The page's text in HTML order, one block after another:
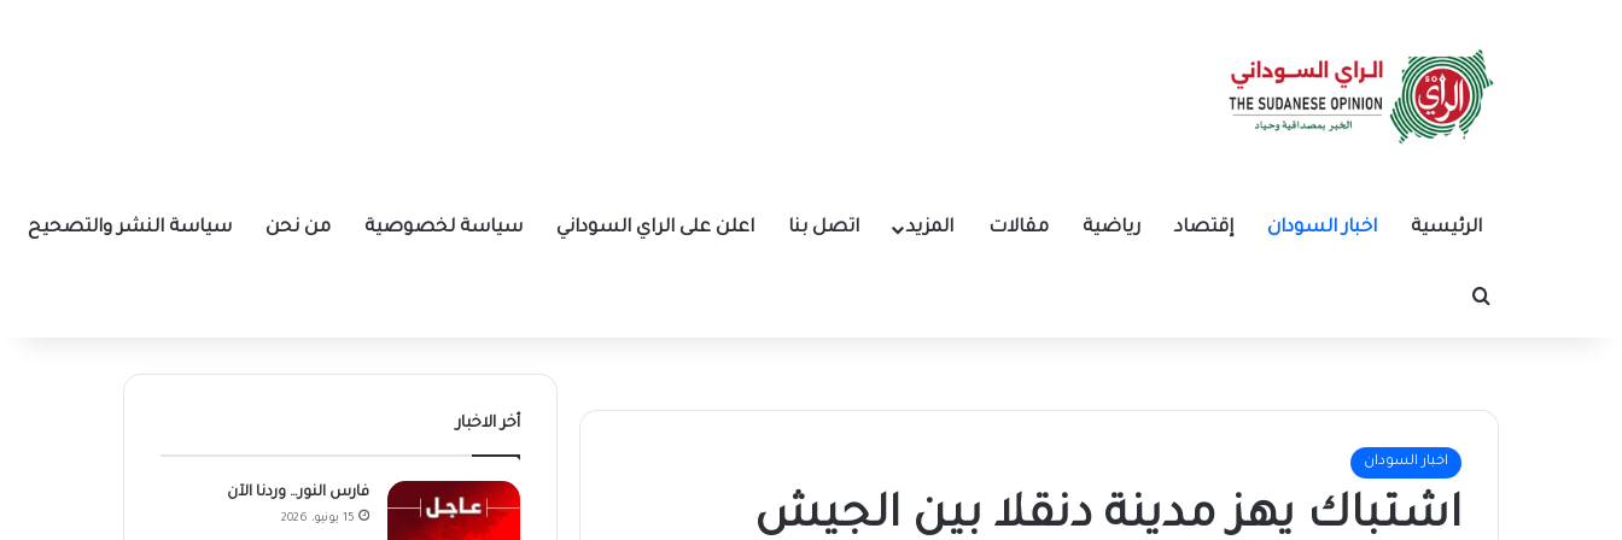
الرئيسية اخبار السودان إقتصاد رياضية مقالات المزيد اتصل بنا اعلن على الراي السوداني سياسة لخصوصية من نحن سياسة النشر والتصحيح
بحث عن
اخبار السودان
اشتباك يهز مدينة دنقلا بين الجيش
أخر الاخبار
فارس النور… وردنا الآن
15 يونيو، 2026